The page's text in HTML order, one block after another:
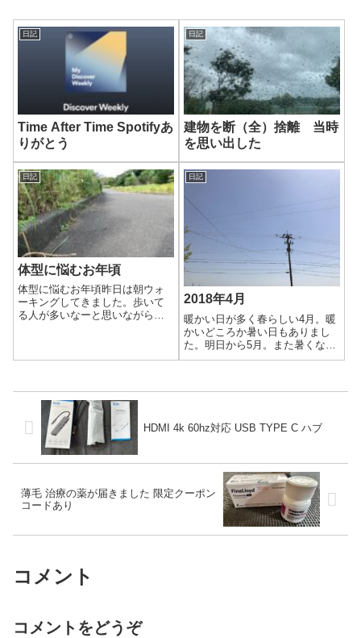
日記
Time After Time Spotifyあ
りがとう
日記
建物を断（全）捨離 当時
を思い出した
日記
体型に悩むお年頃
体型に悩むお年頃昨日は朝ウォ
ーキングしてきました。歩いて
る人が多いなーと思いながらい
があり、一旦やめ...
日記
2018年4月
暖かい日が多く春らしい4月。暖
かいどころか暑い日もありまし
た。明日から5月。また暑くなり
そうですね。
HDMI 4k 60hz対応 USB TYPE C ハブ
薄毛 治療の薬が届きました 限定クーポン
コードあり
コメント
コメントをどうぞ